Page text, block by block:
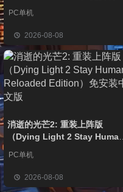
PC单机
2026-08-08
消逝的光芒2: 重装上阵版
（Dying Light 2 Stay Human:
PC单机
2026-08-08